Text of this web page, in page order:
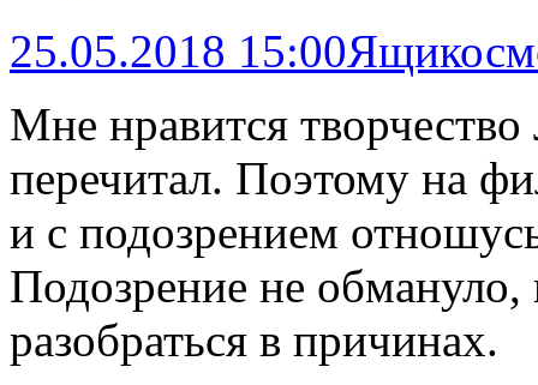
25.05.2018 15:00
Мне нравится творчество
перечитал. Поэтому на
и с подозрением
Подозрение не
разобраться в причинах.